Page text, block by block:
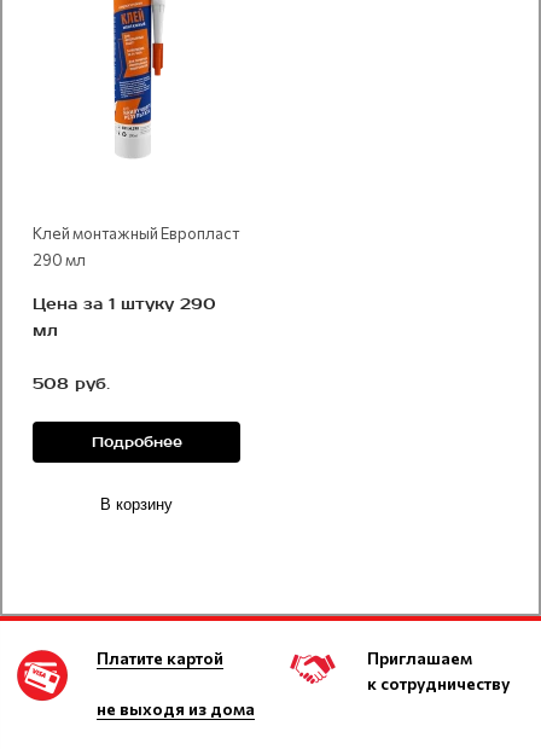
Клей монтажный Европласт
290 мл
Цена за 1 штуку 290
мл
508 руб.
Подробнее
В корзину
Платите картой
не выходя из дома
Приглашаем
к сотрудничеству